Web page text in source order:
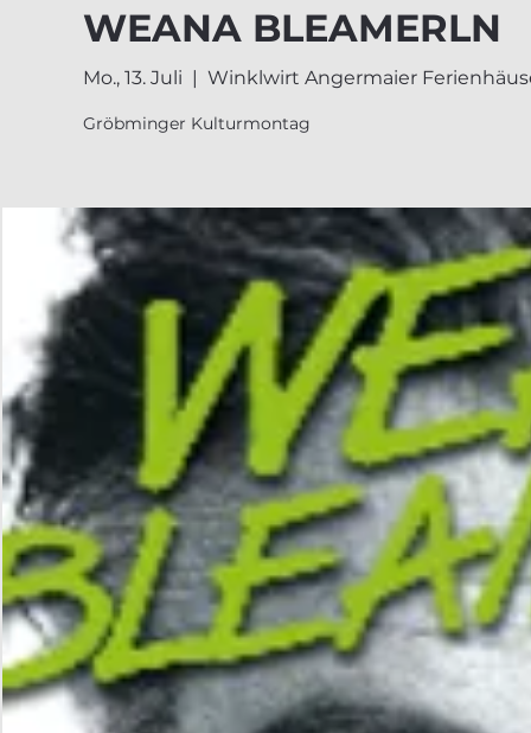
WEANA BLEAMERLN
Mo., 13. Juli
  |
Winklwirt Angermaier
Gröbminger Kulturmontag